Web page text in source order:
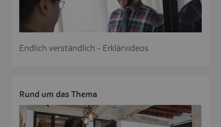
Endlich verständlich - Erklärvideos
Rund um das Thema